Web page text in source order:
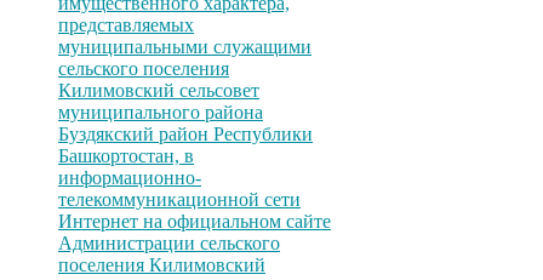
представляемых
муниципальными служащими
сельского поселения
Килимовский сельсовет
муниципального района
Буздякский район Республики
Башкортостан, в
информационно-
телекоммуникационной сети
Интернет на официальном сайте
Администрации сельского
поселения Килимовский